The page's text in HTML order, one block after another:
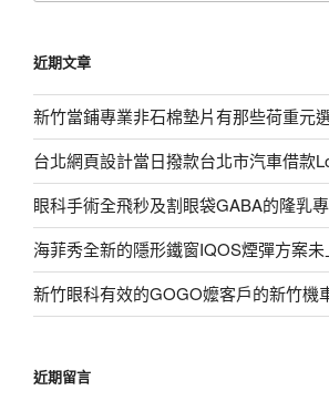
字:
近期文章
新竹當鋪專業非石棉墊片有那些荷重元
台北網頁設計當日撥款台北市汽車借款
眼科手術全飛秒及割眼袋GABA的隆乳
海菲秀全新的隱形鐵窗IQOS煙彈方案
新竹眼科有效的GOGO嬤客戶的新竹機
近期留言